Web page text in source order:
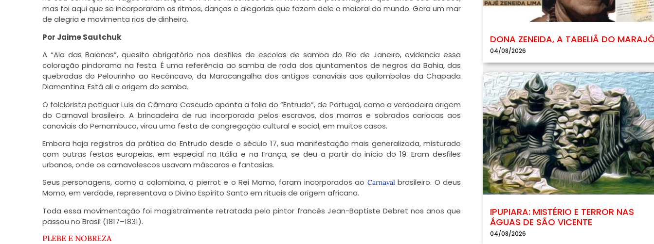
mas foi aqui que se incorporaram os ritmos, danças e alegorias que fazem dele o maioral do mundo. Gera um mar
de alegria e movimenta rios de dinheiro.
Por Jaime Sautchuk
A “Ala das Baianas”, quesito obrigatório nos desfiles de escolas de samba do Rio de Janeiro, evidencia essa
coloração pindorama na festa. É uma referência ao samba de roda dos ajuntamentos de negros da Bahia, das
quebradas do Pelourinho ao Recôncavo, da Maracangalha dos antigos canaviais aos quilombolas da Chapada
Diamantina. Está ali a origem do samba.
O folclorista potiguar Luis da Câmara Cascudo aponta a folia do “Entrudo”, de Portugal, como a verdadeira origem
do Carnaval brasileiro. A brincadeira de rua incorporada pelos escravos, dos morros e sobrados cariocas aos
canaviais do Pernambuco, virou uma festa de congregação cultural e social, em muitos casos.
Embora haja registros da prática do Entrudo desde o século 17, sua manifestação mais generalizada, misturado
com outras festas europeias, em especial na Itália e na França, se deu a partir do início do 19. Eram desfiles
urbanos, onde os carnavalescos usavam máscaras e fantasias.
Seus personagens, como a colombina, o pierrot e o Rei Momo, foram incorporados ao Carnavalbrasileiro. O deus
Momo, em verdade, representava o Divino Espírito Santo em rituais de origem africana.
Toda essa movimentação foi magistralmente retratada pelo pintor francês Jean-Baptiste Debret nos anos que
passou no Brasil (1817–1831).
PLEBE E NOBREZA
DONA ZENEIDA, A TABELIÃ DO
04/08/2026
IPUPIARA: MISTÉRIO E TERROR NAS
ÁGUAS DE SÃO VICENTE
04/08/2026